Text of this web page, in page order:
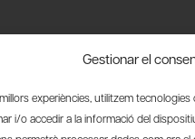
Gestionar el
experiències, utilitzem
i/o accedir a la informació del